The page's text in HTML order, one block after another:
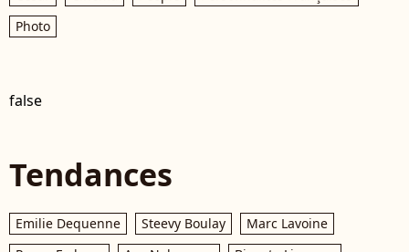
Photo
false
Tendances
Emilie Dequenne Steevy Boulay
Marc Lavoine